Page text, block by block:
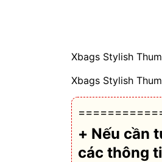
Xbags Stylish
Xbags Stylish
+ Nếu cần
các thông